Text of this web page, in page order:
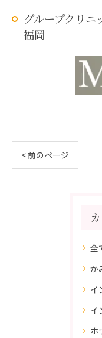
グループクリ
福岡
< 前のページ
全
か
イ
イ
ホ